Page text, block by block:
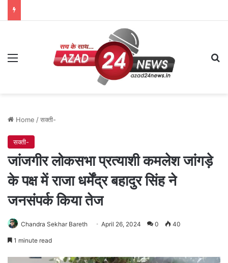
Menu
Home /सक्ती-
सक्ती-
जांजगीर लोकसभा प्रत्याशी कमलेश जांगड़े
के पक्ष में राजा धर्मेंद्र बहादुर सिंह ने
जनसंपर्क किया तेज
Chandra Sekhar Bareth April 26, 2024 0 40
1 minute read